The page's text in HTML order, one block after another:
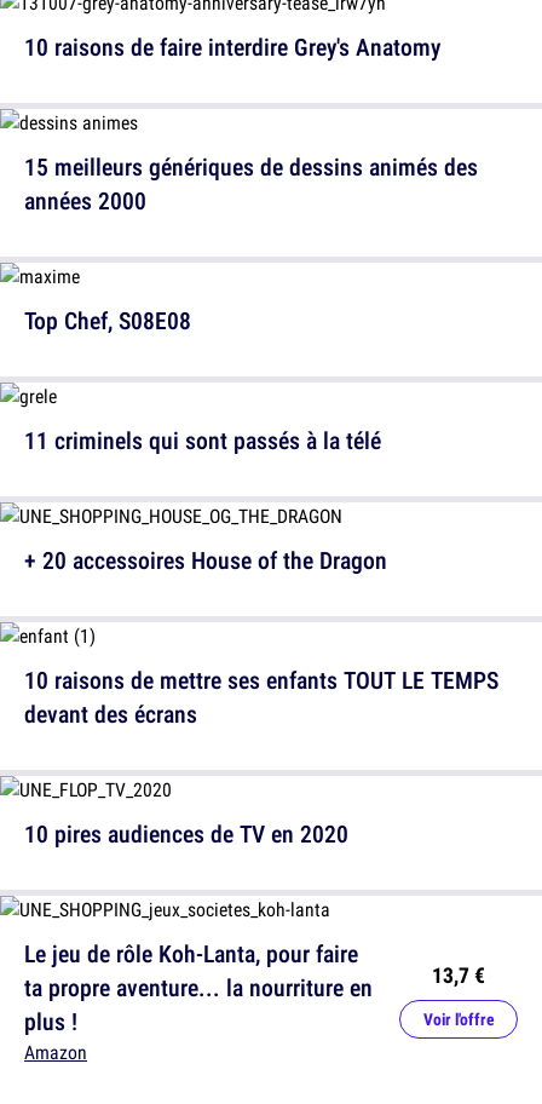
15 meilleurs génériques de dessins animés des
années 2000
11 criminels qui sont passés à la télé
10 raisons de mettre ses enfants TOUT LE TEMPS
devant des écrans
Le jeu de rôle Koh-Lanta, pour faire
ta propre aventure... la nourriture en
plus !
Amazon
13,7 €
Voir l'offre
10 raisons de faire interdire Grey's Anatomy
Top Chef, S08E08
+ 20 accessoires House of the Dragon
10 pires audiences de TV en 2020